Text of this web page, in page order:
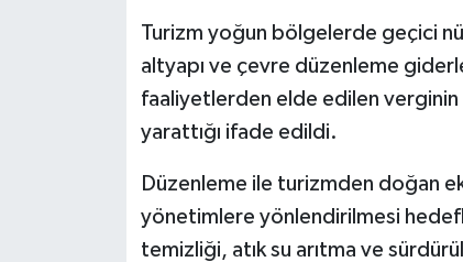
Turizm yoğun bölgelerde geçici
altyapı ve çevre düzenleme
faaliyetlerden elde edilen verginin
yarattığı ifade edildi.
Düzenleme ile turizmden doğan
yönetimlere yönlendirilmesi
temizliği, atık su arıtma ve